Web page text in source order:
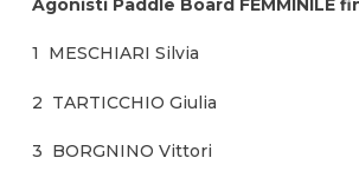
Agonisti Paddle Board FEMMINILE
1 MESCHIARI Silvia
2 TARTICCHIO Giulia
3 BORGNINO Vittori